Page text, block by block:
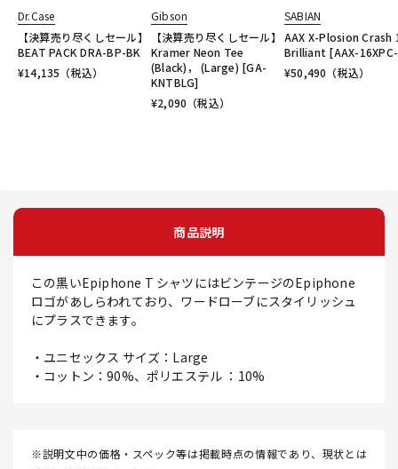
Dr.Case
【決算売り尽くしセール】
BEAT PACK DRA-BP-BK
¥14,135 （税込）
Gibson
【決算売り尽くしセール】
Kramer Neon Tee
(Black)， (Large) [GA-
KNTBLG]
¥2,090 （税込）
SABIAN
AAX X-Plosion Crash
Brilliant [AAX-
¥50,490 （税込）
商品説明
この黒いEpiphone T シャツにはビンテージのEpiphone
ロゴがあしらわれており、ワードローブにスタイリッシュ
にプラスできます。
・ユニセックス サイズ：Large
・コットン：90%、ポリエステル ：10%
※説明文中の価格・スペック等は掲載時点の情報であり、現状とは